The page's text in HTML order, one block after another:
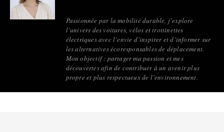
Passionnée par la mobilité durable, j’explore
l’univers des voitures, vélos et trottinettes
électriques avec l’envie d’inspirer et d’informer sur
les alternatives écoresponsables de déplacement.
Mon objectif : partager ma passion et mes
découvertes afin de contribuer à un avenir plus
propre et plus respectueux de l’environnement.